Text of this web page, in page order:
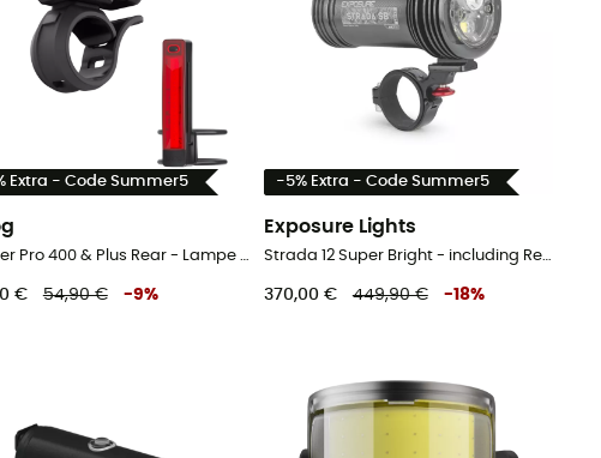
Extra - Code Summer5
Blinder Pro 400 & Plus Rear - Lampe avant vélo
€ 54,90 € -9%
-5% Extra - Code Summer5
Exposure Lights
Strada 12 Super Bright - including Remote Switch AKTIV - Lampe avant vélo
370,00 € 449,90 € -18%